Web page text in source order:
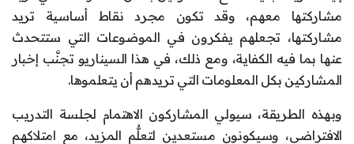
مشاركتها معهم، وقد تكون مجرد نقاط أساسية تريد
مشاركتها، تجعلهم يفكرون في الموضوعات التي ستتحدث
عنها بما فيه الكفاية، ومع ذلك، في هذا السيناريو تجنَّب إخبار
المشاركين بكل المعلومات التي تريدهم أن يتعلموها.
وبهذه الطريقة، سيولي المشاركون الاهتمام لجلسة التدريب
الافتراضي، وسيكونون مستعدين لتعلُّم المزيد، مع امتلاكهم